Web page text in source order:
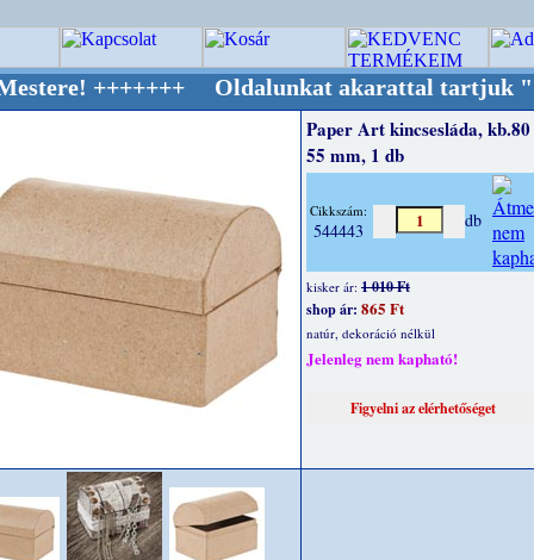
Oldalunkat akarattal tartjuk
Paper Art kincsesláda,
55 mm, 1 db
Cikkszám:
544443 db
kisker ár: 1 010 Ft
shop ár: 865 Ft
natúr, dekoráció nélkül
Jelenleg nem kapható!